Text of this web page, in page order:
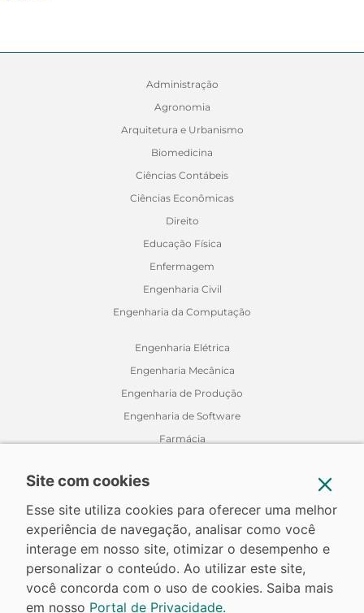
Administração
Agronomia
Arquitetura e Urbanismo
Biomedicina
Ciências Contábeis
Ciências Econômicas
Direito
Educação Física
Enfermagem
Engenharia Civil
Engenharia da Computação
Engenharia Elétrica
Engenharia Mecânica
Engenharia de Produção
Engenharia de Software
Farmácia
Medicina Veterinária
Nutrição
Odontologia
Relações Internacionais
Site com cookies
Esse site utiliza cookies para oferecer uma melhor
experiência de navegação, analisar como você
interage em nosso site, otimizar o desempenho e
personalizar o conteúdo. Ao utilizar este site,
você concorda com o uso de cookies. Saiba mais
em nosso Portal de Privacidade.